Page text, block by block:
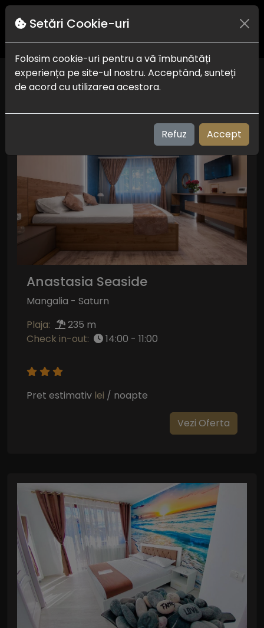
Filtre
Anastasia Seaside
Mangalia - Saturn
Plaja:
235 m
Check in-out:
14:00 - 11:00
Pret estimativ lei / noapte
Vezi Oferta
Setări Cookie-uri
Folosim cookie-uri pentru a vă îmbunătăți
experiența pe site-ul nostru. Acceptând, sunteți
de acord cu utilizarea acestora.
Refuz Accept